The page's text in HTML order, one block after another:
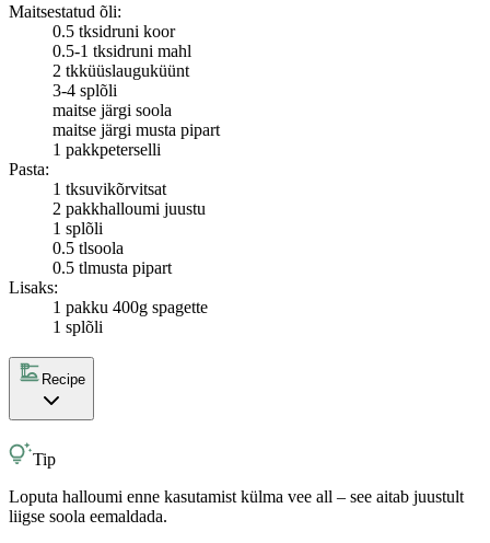
Maitsestatud õli:
0.5 tksidruni koor
0.5-1 tksidruni mahl
2 tkküüslauguküünt
3-4 splõli
maitse järgi soola
maitse järgi musta pipart
1 pakkpeterselli
Pasta:
1 tksuvikõrvitsat
2 pakkhalloumi juustu
1 splõli
0.5 tlsoola
0.5 tlmusta pipart
Lisaks:
1 pakku 400g spagette
1 splõli
Recipe
Tip
Loputa halloumi enne kasutamist külma vee all – see aitab juustult
liigse soola eemaldada.